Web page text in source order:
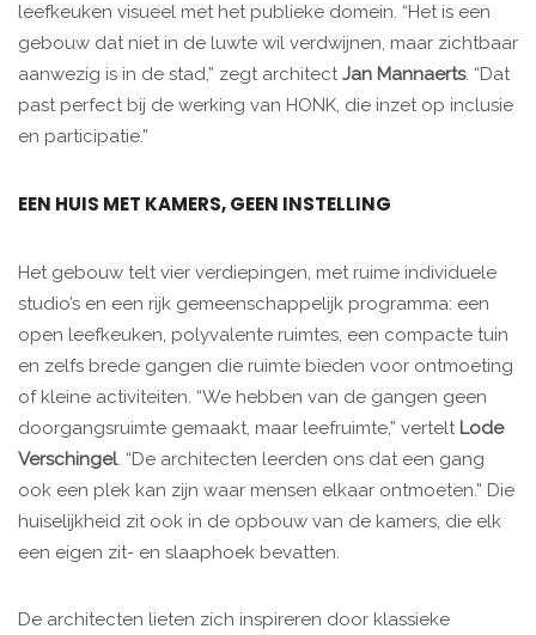
leefkeuken visueel met het publieke domein. “Het is een
gebouw dat niet in de luwte wil verdwijnen, maar zichtbaar
aanwezig is in de stad,” zegt architectJan Mannaerts. “Dat
past perfect bij de werking van HONK, die inzet op inclusie
en participatie.”
EEN HUIS MET KAMERS, GEEN INSTELLING
Het gebouw telt vier verdiepingen, met ruime individuele
studio’s en een rijk gemeenschappelijk programma: een
open leefkeuken, polyvalente ruimtes, een compacte tuin
en zelfs brede gangen die ruimte bieden voor ontmoeting
of kleine activiteiten. “We hebben van de gangen geen
doorgangsruimte gemaakt, maar leefruimte,” vertelt Lode
Verschingel. “De architecten leerden ons dat een gang
ook een plek kan zijn waar mensen elkaar ontmoeten.” Die
huiselijkheid zit ook in de opbouw van de kamers, die elk
een eigen zit- en slaaphoek bevatten.
De architecten lieten zich inspireren door klassieke